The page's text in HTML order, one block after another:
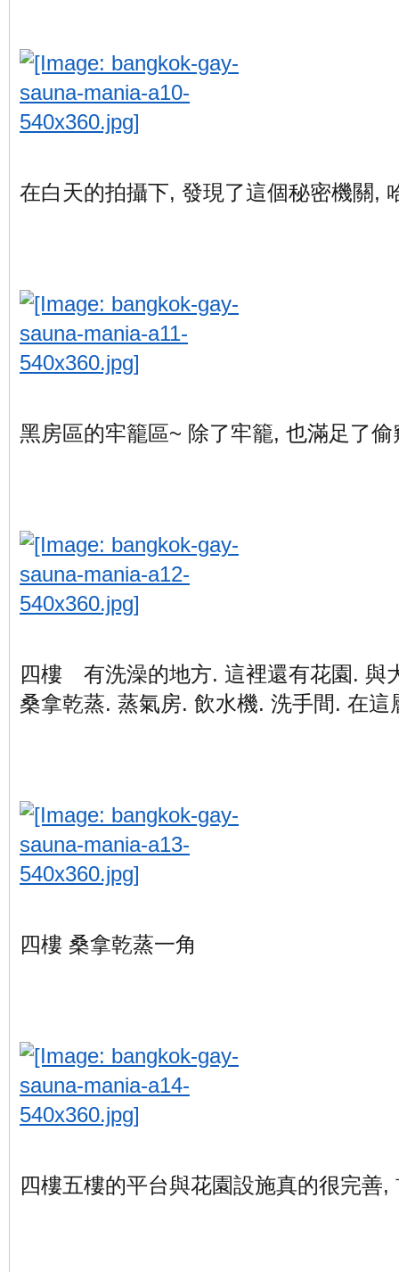
在白天的拍攝下, 發現了這個秘密機關,
黑房區的牢籠區~ 除了牢籠, 也滿足了
四樓 有洗澡的地方. 這裡還有花園. 與
桑拿乾蒸. 蒸氣房. 飲水機. 洗手間. 在這
四樓 桑拿乾蒸一角
四樓五樓的平台與花園設施真的很完